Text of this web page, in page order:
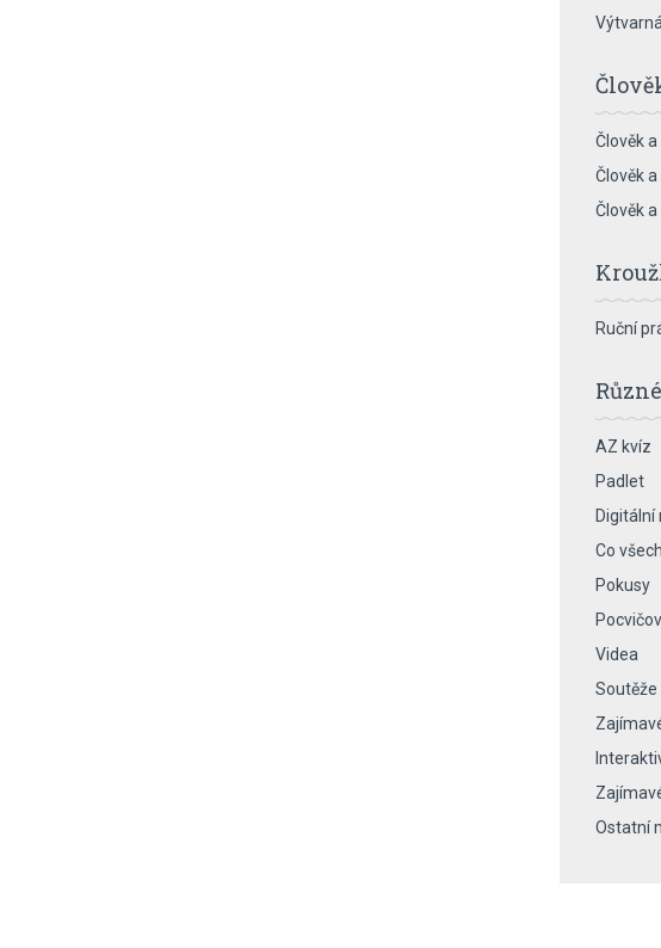
Člověk
Člověk
Člověk
Ruční
Různé
AZ kvíz
Padlet
Digitální
Co
Pokusy
Videa
Soutěže
Ostatní